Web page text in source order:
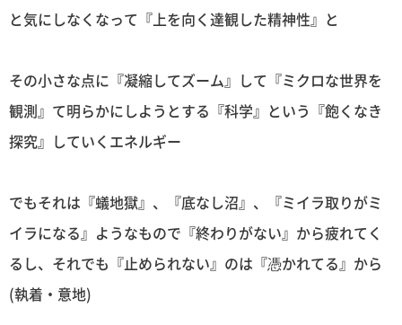
と気にしなくなって『上を向く達観した精神性』と
その小さな点に『凝縮してズーム』して『ミクロな世界を
観測』て明らかにしようとする『科学』という『飽くなき
探究』していくエネルギー
でもそれは『蟻地獄』、『底なし沼』、『ミイラ取りがミ
イラになる』ようなもので『終わりがない』から疲れてく
るし、それでも『止められない』のは『憑かれてる』から
(執着・意地)